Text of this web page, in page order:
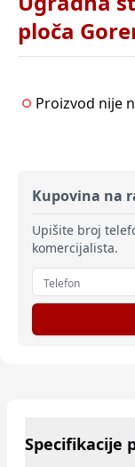
ploča
Proizvod nije
Kupovina na
Upišite broj
komercijalista.
Specifikacije